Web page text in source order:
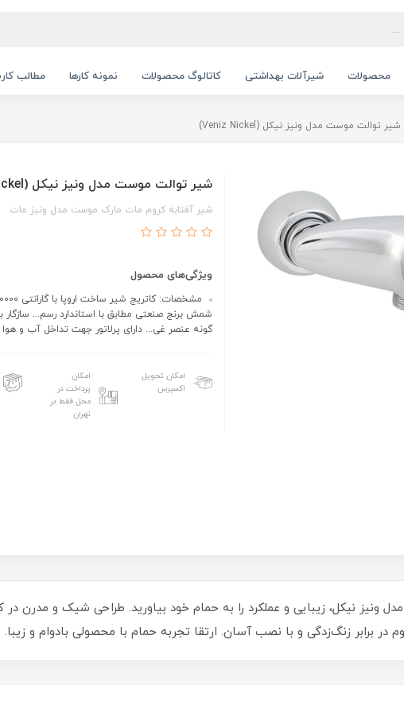
محصولات شیرآلات بهداشتی کاتالوگ محصولات نمونه کارها مطالب
شیر توالت موست مدل ونیز نیکل (Veniz Nickel)
شیر توالت موست مدل ونیز نیکل (Veniz Nickel)
شیر آفتابه کروم مات مارک موست مدل ونیز مات
ویژگی‌های محصول
شمش برنج صنعتی مطابق با استاندارد رسم...
گونه عنصر غی... دارای پرلاتور جهت تداخل آب و
امکان تحویل
اکسپرس
امکان
پرداخت در
محل فقط در
تهران
ونیز نیکل، زیبایی و عملکرد را به حمام خود بیاورید. طراحی شیک و مدرن در
در برابر زنگ‌زدگی و با نصب آسان. ارتقا تجربه حمام با محصولی بادوام و